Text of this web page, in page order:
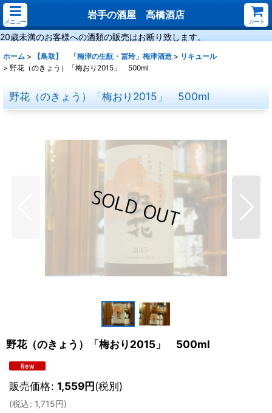
メニュー
岩手の酒屋 高橋酒店
カート
20歳未満のお客様への酒類の販売はお断り致します。
ホーム > 【鳥取】 「梅津の生酛・冨玲」梅津酒造 > リキュール
> 野花（のきょう）「梅おり2015」 500ml
野花（のきょう）「梅おり2015」 500ml
野花（のきょう）「梅おり2015」 500ml
販売価格: 1,559円(税別)
(税込: 1,715円)